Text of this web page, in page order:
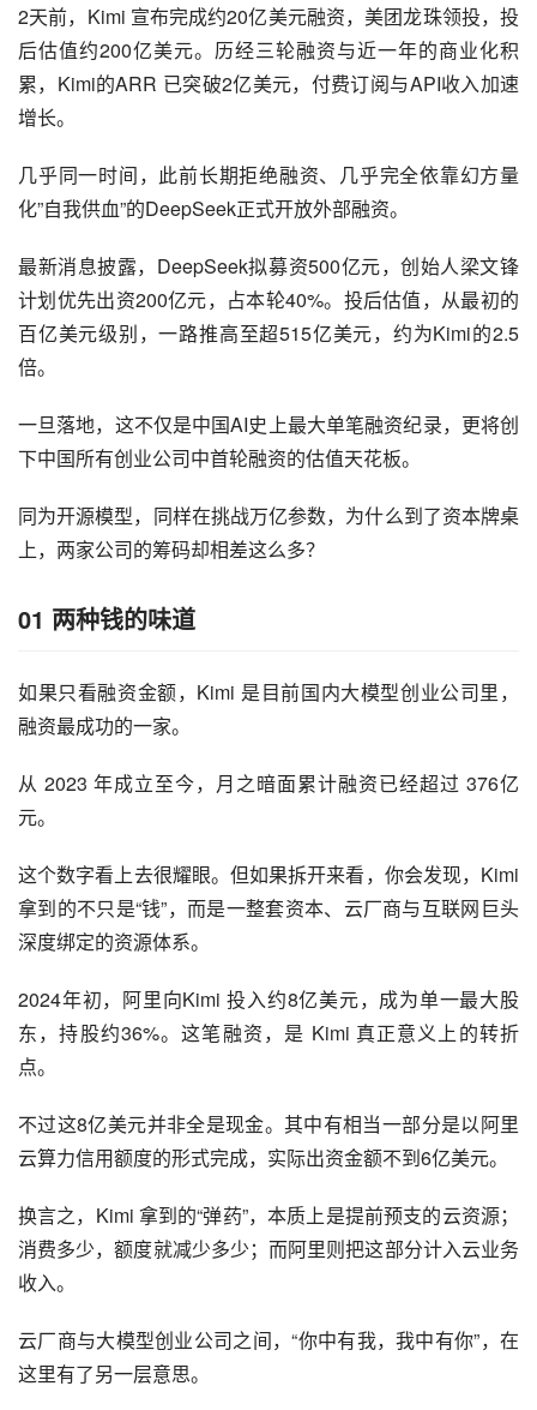
2天前，Kimi 宣布完成约20亿美元融资，美团龙珠领投，投
后估值约200亿美元。历经三轮融资与近一年的商业化积
累，Kimi的ARR 已突破2亿美元，付费订阅与API收入加速
增长。
几乎同一时间，此前长期拒绝融资、几乎完全依靠幻方量
化”自我供血”的DeepSeek正式开放外部融资。
最新消息披露，DeepSeek拟募资500亿元，创始人梁文锋
计划优先出资200亿元，占本轮40%。投后估值，从最初的
百亿美元级别，一路推高至超515亿美元，约为Kimi的2.5
倍。
一旦落地，这不仅是中国AI史上最大单笔融资纪录，更将创
下中国所有创业公司中首轮融资的估值天花板。
同为开源模型，同样在挑战万亿参数，为什么到了资本牌桌
上，两家公司的筹码却相差这么多？
01 两种钱的味道
如果只看融资金额，Kimi 是目前国内大模型创业公司里，
融资最成功的一家。
从 2023 年成立至今，月之暗面累计融资已经超过 376亿
元。
这个数字看上去很耀眼。但如果拆开来看，你会发现，Kimi
拿到的不只是“钱”，而是一整套资本、云厂商与互联网巨头
深度绑定的资源体系。
2024年初，阿里向Kimi 投入约8亿美元，成为单一最大股
东，持股约36%。这笔融资，是 Kimi 真正意义上的转折
点。
不过这8亿美元并非全是现金。其中有相当一部分是以阿里
云算力信用额度的形式完成，实际出资金额不到6亿美元。
换言之，Kimi 拿到的“弹药”，本质上是提前预支的云资源；
消费多少，额度就减少多少；而阿里则把这部分计入云业务
收入。
云厂商与大模型创业公司之间，“你中有我，我中有你”，在
这里有了另一层意思。